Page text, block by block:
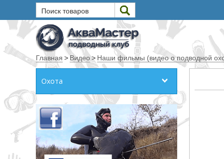
Поиск товаров
Текст
Все слова
Точное совпадение
Категории
Главная >Видео> Наши фильмы (видео о подводной
Охота